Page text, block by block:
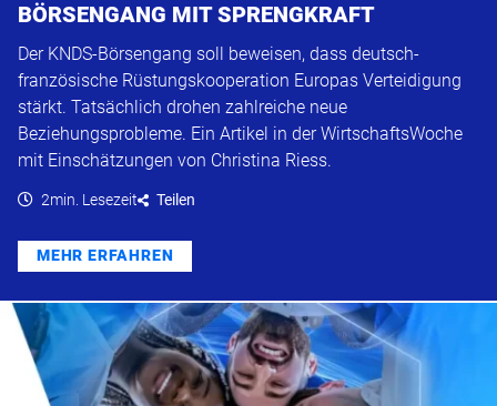
BÖRSENGANG MIT SPRENGKRAFT
Der KNDS-Börsengang soll beweisen, dass deutsch-
französische Rüstungskooperation Europas Verteidigung
stärkt. Tatsächlich drohen zahlreiche neue
Beziehungsprobleme. Ein Artikel in der WirtschaftsWoche
mit Einschätzungen von Christina Riess.
2min. Lesezeit Teilen
MEHR ERFAHREN